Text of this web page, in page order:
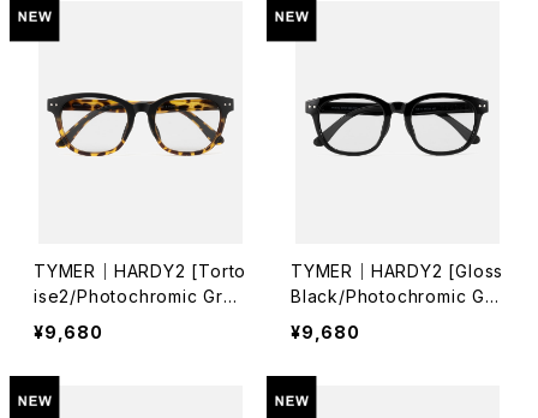
TYMER｜HARDY2 [Torto
ise2/Photochromic Grey
（調光レンズ）]
¥9,680
TYMER｜HARDY2 [Gloss
Black/Photochromic Gre
y（調光レンズ）]
¥9,680